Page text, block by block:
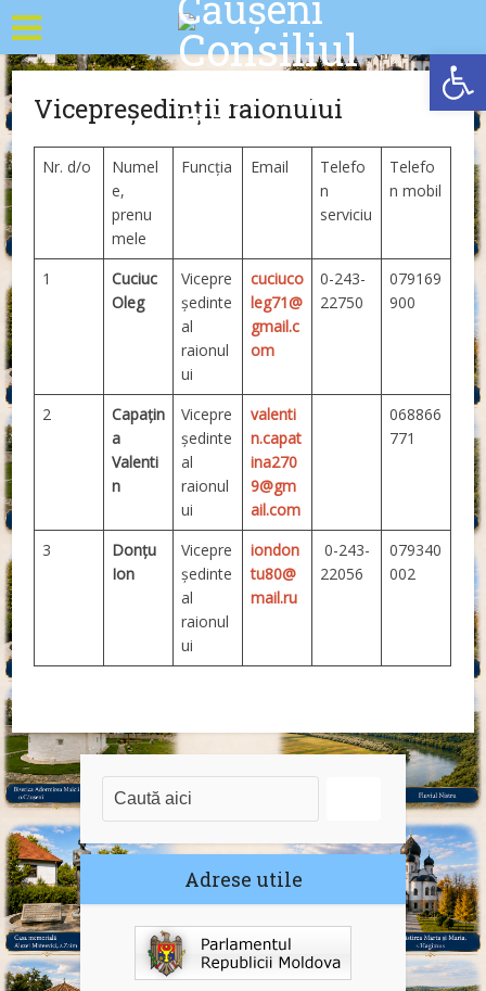
Vicepreședinții raionului
Nr. d/o
Numel
e,
prenu
mele
Funcţia Email
Telefo
n
serviciu
Telefo
n mobil
1
Cuciuc
Oleg
Vicepre
şedinte
al
raionul
ui
cuciuco
leg71@
gmail.c
om
0-243-
22750
079169
900
2
Capațin
a
Valenti
n
Vicepre
şedinte
al
raionul
ui
valenti
n.capat
ina270
9@gm
ail.com
068866
771
3
Donțu
Ion
Vicepre
şedinte
al
raionul
ui
iondon
tu80@
mail.ru
0-243-
22056
079340
002
Adrese utile